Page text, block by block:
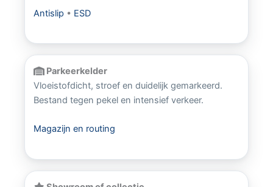
Antislip • ESD
Parkeerkelder
Vloeistofdicht, stroef en duidelijk gemarkeerd.
Bestand tegen pekel en intensief verkeer.
Magazijn en routing